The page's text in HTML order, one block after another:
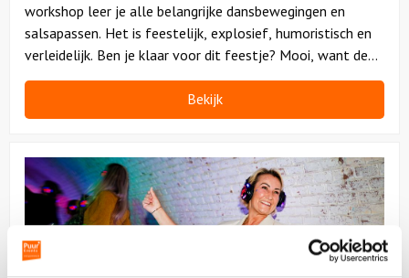
workshop leer je alle belangrijke dansbewegingen en
salsapassen. Het is feestelijk, explosief, humoristisch en
verleidelijk. Ben je klaar voor dit feestje? Mooi, want de
danslerares staat al klaar!
Bekijk
Bekijk
Workshop
Discodansen